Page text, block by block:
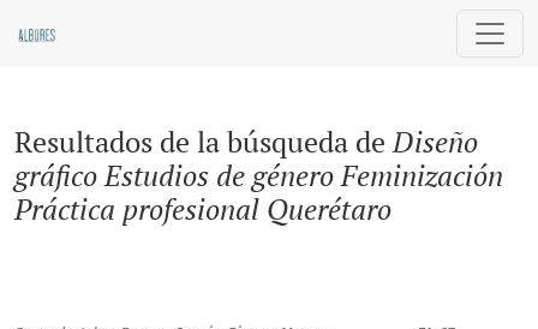
Resultados de la búsqueda deDiseño
gráfico Estudios de género Feminización
Práctica profesional Querétaro